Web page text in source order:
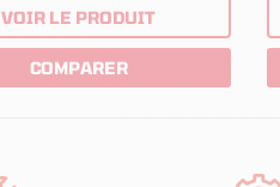
VOIR LE PRODUIT
COMPARER